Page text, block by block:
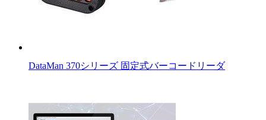
DataMan 370シリーズ 固定式バーコードリーダ